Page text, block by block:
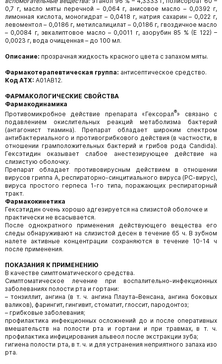
0,7 г, масло мяты перечной – 0,064 г, анисовое масло – 0,0392 г,
лимонная кислота, моногидрат – 0,0418 г, натрия сахарин – 0,022 г,
левоментол – 0,0186 г, метилсалицилат – 0,0186 г, гвоздичное масло
– 0,0084 г, эвкалиптовое масло – 0,0011 г, азорубин 85 % (Е 122) –
0,0023 г, вода очищенная – до 100 мл.
Описание: прозрачная жидкость красного цвета с запахом мяты.
Фармакотерапевтическая группа: антисептическое средство.
Код АТХ: А01АВ12.
ФАРМАКОЛОГИЧЕСКИЕ СВОЙСТВА
Фармакодинамика
Противомикробное действие препарата «Гексорал®» связано с
подавлением окислительных реакций метаболизма бактерий
(антагонист тиамина). Препарат обладает широким спектром
антибактериального и противогрибкового действия (в частности, в
отношении грамположительных бактерий и грибов рода Candida).
Гексэтидин оказывает слабое анестезирующее действие на
слизистую оболочку.
Препарат обладает противовирусным действием в отношении
вирусов гриппа А, респираторно-синцитиального вируса (РС-вирус),
вируса простого герпеса 1-го типа, поражающих респираторный
тракт.
Фармакокинетика
Гексэтидин очень хорошо адгезируется на слизистой оболочке и
практически не всасывается.
После однократного применения действующего вещества его
следы обнаруживают на слизистой десен в течение 65 ч. В зубном
налете активные концентрации сохраняются в течение 10-14 ч
после применения.
ПОКАЗАНИЯ К ПРИМЕНЕНИЮ
В качестве симптоматического средства.
Симптоматическое лечение при воспалительно-инфекционных
заболеваниях полости рта и гортани:
– тонзиллит, ангина (в т. ч. ангина Плаута–Венсана, ангина боковых
валиков), фарингит, гингивит, стоматит, глоссит, пародонтоз;
– грибковые заболевания;
профилактика инфекционных осложнений до и после оперативных
вмешательств на полости рта и гортани и при травмах, в т. ч.
профилактика инфицирования альвеол после экстракции зуба;
гигиена полости рта, в т. ч. и для устранения неприятного запаха изо
рта.